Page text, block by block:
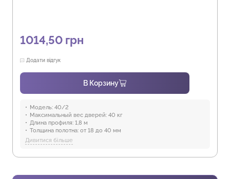
1014,50 грн
Додати відгук
В Корзину
Модель: 40/2
Максимальный вес дверей: 40 кг
Длина профиля: 1,8 м
Толщина полотна: от 18 до 40 мм
Отрасли: Производство мебели
Предназначение:
Дивитися більше